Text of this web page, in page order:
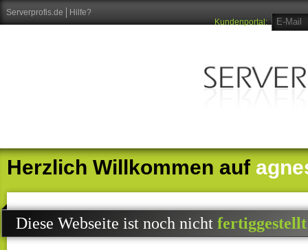
Serverprofis.de
Hilfe?
Kundenportal:
Herzlich Willkommen auf
Diese Webseite ist noch nicht fertiggestellt